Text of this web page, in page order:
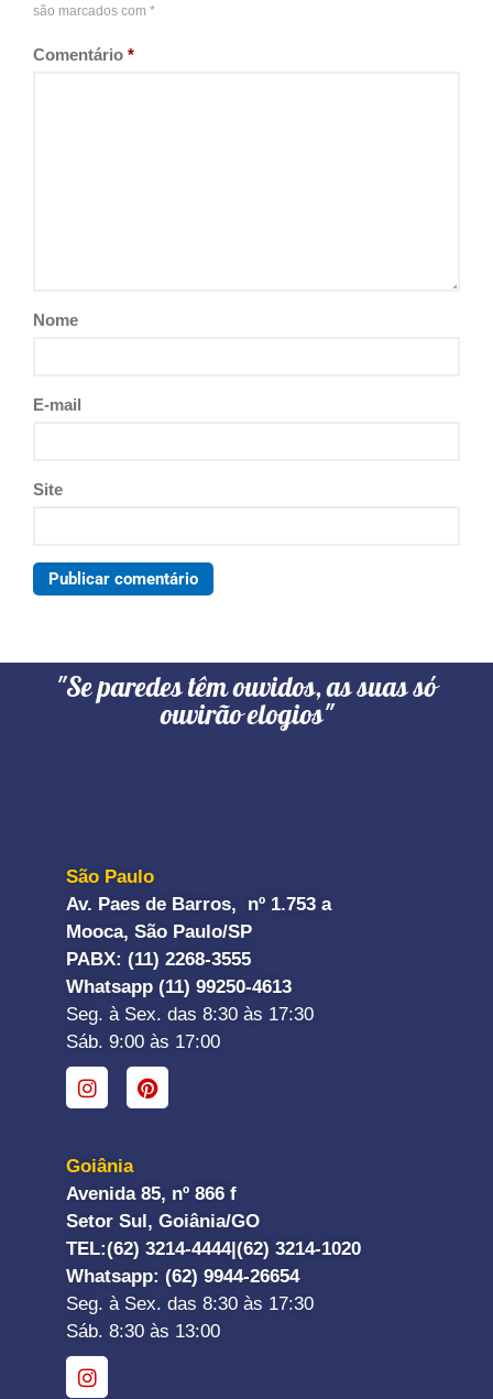
são marcados com *
Comentário *
Nome
E-mail
Site
"Se paredes têm ouvidos, as suas só
ouvirão elogios"
São Paulo
Av. Paes de Barros, nº 1.753 a
Mooca, São Paulo/SP
PABX: (11) 2268-3555
Whatsapp (11) 99250-4613
Seg. à Sex. das 8:30 às 17:30
Sáb. 9:00 às 17:00
Goiânia
Avenida 85, nº 866 f
Setor Sul, Goiânia/GO
TEL:(62) 3214-4444| (62) 3214-1020
Whatsapp: (62) 9944-26654
Seg. à Sex. das 8:30 às 17:30
Sáb. 8:30 às 13:00